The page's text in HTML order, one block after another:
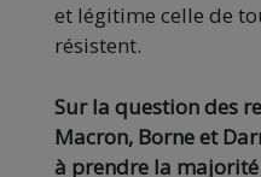
et légitime celle de
résistent.
Sur la question des
Macron, Borne et
à prendre la majorité